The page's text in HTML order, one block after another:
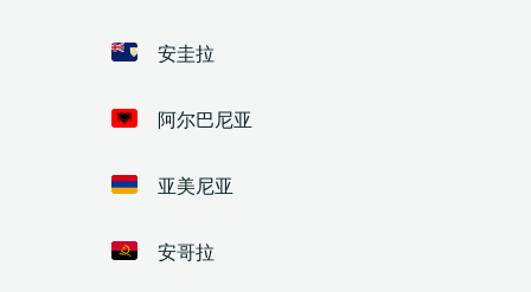
安圭拉
阿尔巴尼亚
亚美尼亚
安哥拉